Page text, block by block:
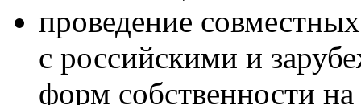
проведение
с российскими и
форм собственности